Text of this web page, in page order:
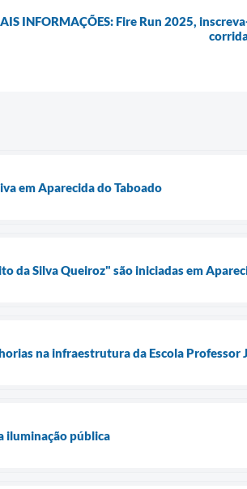
INFORMAÇÕES: Fire Run 2025,
em Aparecida do Taboado
da Silva Queiroz" são iniciadas em
na infraestrutura da Escola Professor
iluminação pública